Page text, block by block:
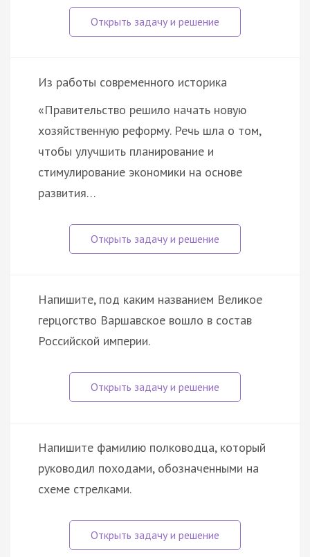
Из работы современного историка
«Правительство решило начать новую
хозяйственную реформу. Речь шла о том,
чтобы улучшить планирование и
стимулирование экономики на основе
развития…
Напишите, под каким названием Великое
герцогство Варшавское вошло в состав
Российской империи.
Напишите фамилию полководца, который
руководил походами, обозначенными на
схеме стрелками.